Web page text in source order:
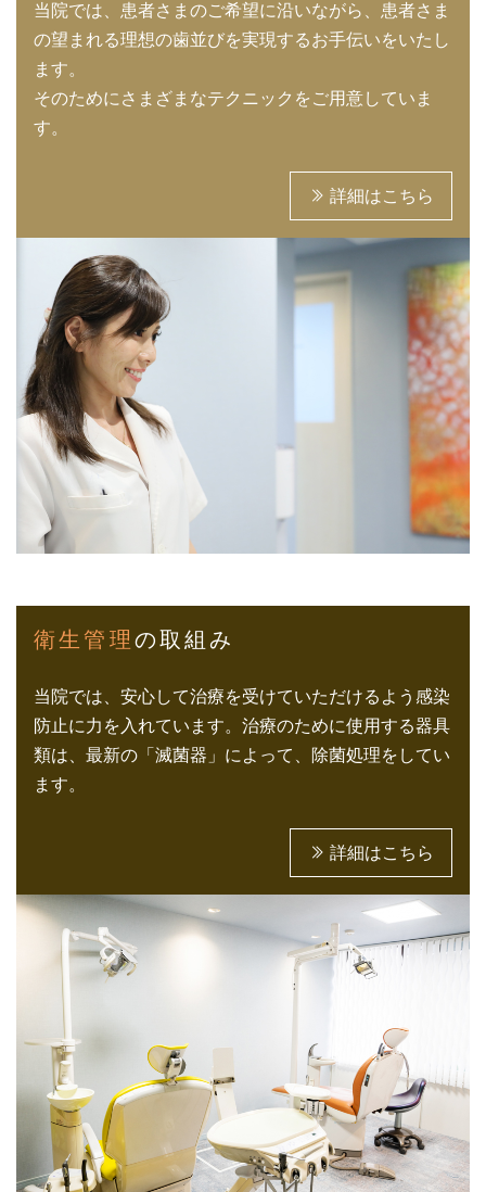
当院では、患者さまのご希望に沿いながら、患者さま
の望まれる理想の歯並びを実現するお手伝いをいたし
ます。
そのためにさまざまなテクニックをご用意していま
す。
詳細はこちら
衛生管理 の取組み
当院では、安心して治療を受けていただけるよう感染
防止に力を入れています。治療のために使用する器具
類は、最新の「滅菌器」によって、除菌処理をしてい
ます。
詳細はこちら